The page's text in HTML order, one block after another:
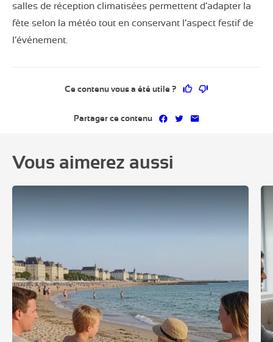
salles de réception climatisées permettent d’adapter la
fête selon la météo tout en conservant l’aspect festif de
l’événement.
Ce contenu vous a été utile ? Ce contenu vous
Partager ce contenu Partager sur Facebook
Partager sur Twitter
Partager par
Vous aimerez aussi